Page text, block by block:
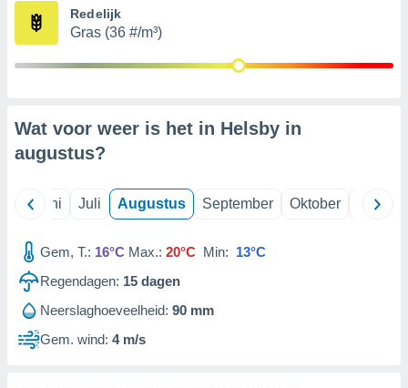
partners
Redelijk
Gras (36 #/m³)
Wat voor weer is het in Helsby in
augustus?
Juni Juli Augustus September Oktober
Gem, T.: 16°C Max.: 20°C Min: 13°C
Regendagen: 15 dagen
Neerslaghoeveelheid: 90 mm
Gem. wind: 4 m/s